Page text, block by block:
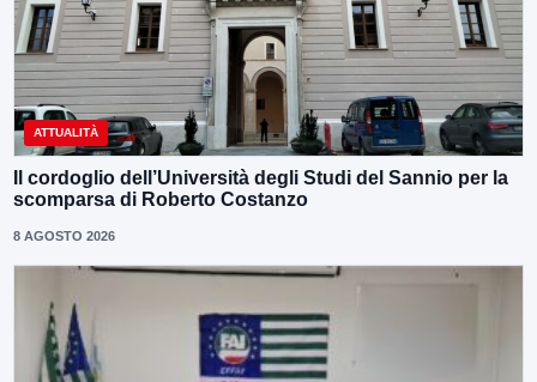
ATTUALITÀ
Il cordoglio dell’Università degli Studi del Sannio per la
scomparsa di Roberto Costanzo
8 AGOSTO 2026